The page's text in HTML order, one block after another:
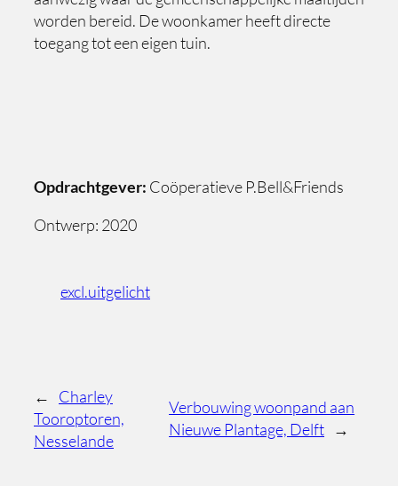
worden bereid. De woonkamer heeft directe
toegang tot een eigen tuin.
Opdrachtgever: Coöperatieve P.Bell&Friends
Ontwerp: 2020
excl.uitgelicht
←
Charley
Tooroptoren,
Nesselande
Verbouwing woonpand aan
Nieuwe Plantage, Delft →